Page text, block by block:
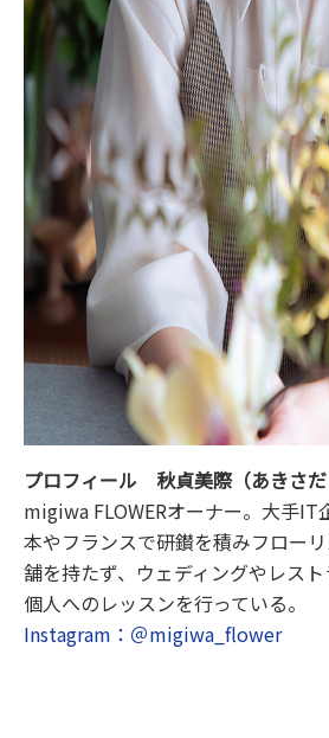
プロフィール 秋貞美際（あきさ
migiwa FLOWERオーナー。大手IT
本やフランスで研鑚を積みフロー
舗を持たず、ウェディングやレスト
個人へのレッスンを行っている。
Instagram：＠migiwa_flower